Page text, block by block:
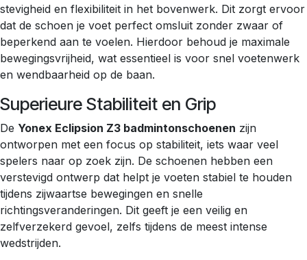
stevigheid en flexibiliteit in het bovenwerk. Dit zorgt ervoor
dat de schoen je voet perfect omsluit zonder zwaar of
beperkend aan te voelen. Hierdoor behoud je maximale
bewegingsvrijheid, wat essentieel is voor snel voetenwerk
en wendbaarheid op de baan.
Superieure Stabiliteit en Grip
De Yonex Eclipsion Z3 badmintonschoenen zijn
ontworpen met een focus op stabiliteit, iets waar veel
spelers naar op zoek zijn. De schoenen hebben een
verstevigd ontwerp dat helpt je voeten stabiel te houden
tijdens zijwaartse bewegingen en snelle
richtingsveranderingen. Dit geeft je een veilig en
zelfverzekerd gevoel, zelfs tijdens de meest intense
wedstrijden.